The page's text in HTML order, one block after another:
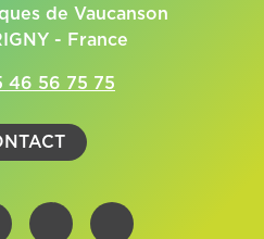
de Vaucanson
- France
46 56 75 75